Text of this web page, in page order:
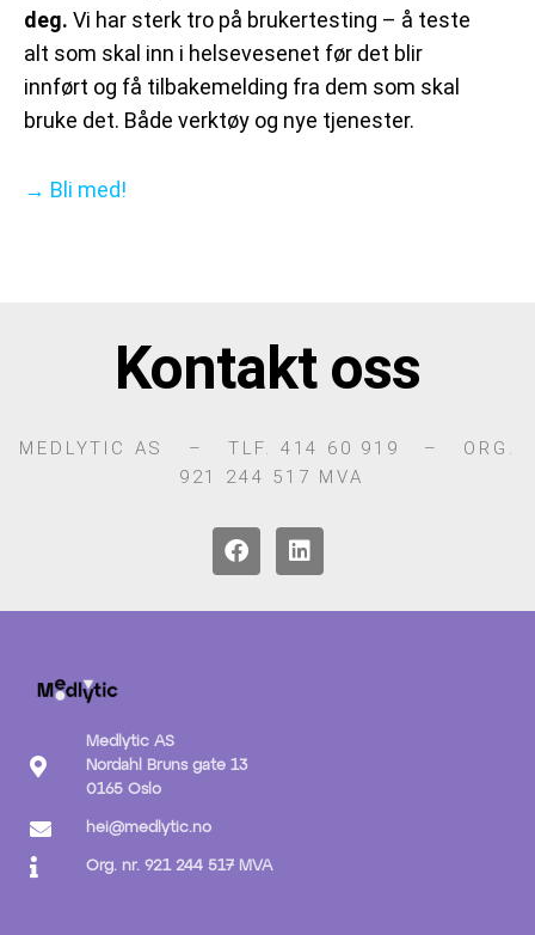
deg. Vi har sterk tro på brukertesting – å teste
alt som skal inn i helsevesenet før det blir
innført og få tilbakemelding fra dem som skal
bruke det. Både verktøy og nye tjenester.
→ Bli med!
Kontakt oss
MEDLYTIC AS – TLF. 414 60 919 – ORG.
921 244 517 MVA
Medlytic AS
Nordahl Bruns gate 13
0165 Oslo
hei@medlytic.no
Org. nr. 921 244 517 MVA